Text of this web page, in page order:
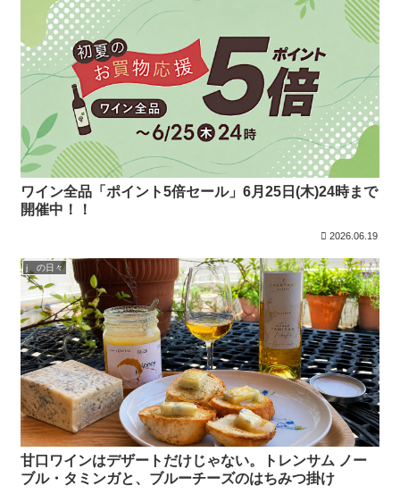
ワイン全品「ポイント5倍セール」6月25日(木)24時まで
開催中！！
2026.06.19
j の日々
甘口ワインはデザートだけじゃない。トレンサム ノー
ブル・タミンガと、ブルーチーズのはちみつ掛け